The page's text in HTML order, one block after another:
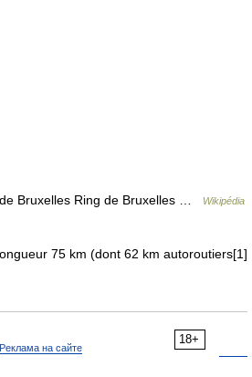
Bruxelles Ring de Bruxelles …
Wikipédia
75 km (dont 62 km autoroutiers[1]
18+
Реклама на сайте